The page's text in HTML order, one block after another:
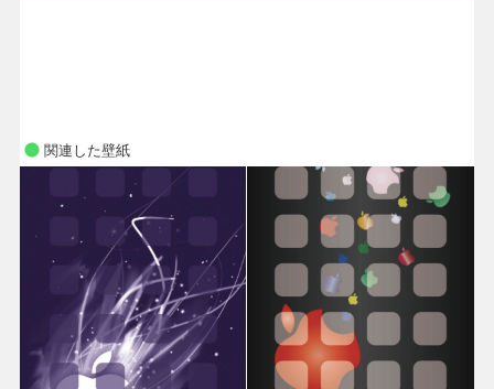
関連した壁紙